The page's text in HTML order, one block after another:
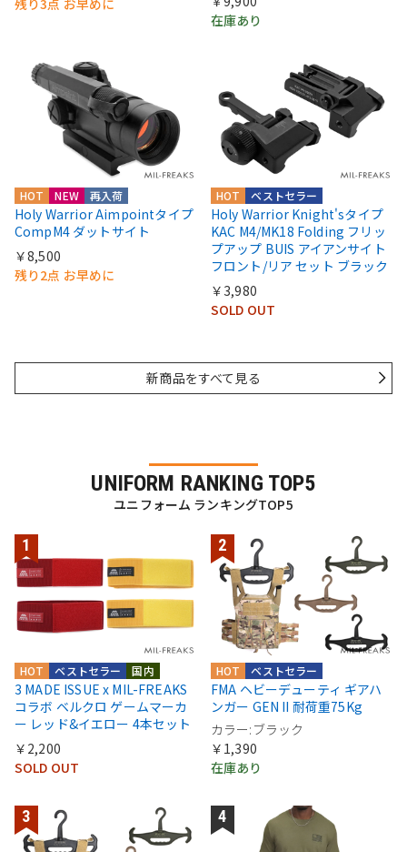
残り3点 お早めに
在庫あり
HOT NEW 再入荷
Holy Warrior Aimpointタイプ
CompM4 ダットサイト
￥8,500
残り2点 お早めに
HOT ベストセラー
Holy Warrior Knight'sタイプ
KAC M4/MK18 Folding フリッ
プアップ BUIS アイアンサイト
フロント/リア セット ブラック
￥3,980
SOLD OUT
新商品をすべて見る
UNIFORM RANKING TOP5
ユニフォーム ランキングTOP5
国内
ベストセラー
HOT
3 MADE ISSUE x MIL-FREAKS
コラボ ベルクロ ゲームマーカ
ー レッド&イエロー 4本セット
￥2,200
SOLD OUT
ベストセラー
HOT
FMA ヘビーデューティ ギアハ
ンガー GEN II 耐荷重75Kg
カラー:ブラック
￥1,390
在庫あり